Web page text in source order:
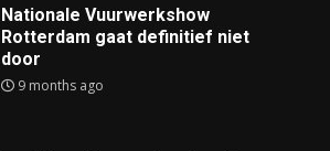
Nationale Vuurwerkshow
Rotterdam gaat definitief niet
door
9 months ago